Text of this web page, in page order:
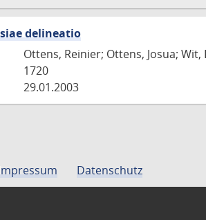
delineatio
Ottens, Reinier; Ottens, Josua; Wit,
1720
29.01.2003
Datenschutz